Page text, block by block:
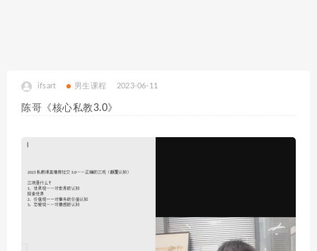
ifsart 男生课程 2023-06-11
陈哥《核心私教3.0》